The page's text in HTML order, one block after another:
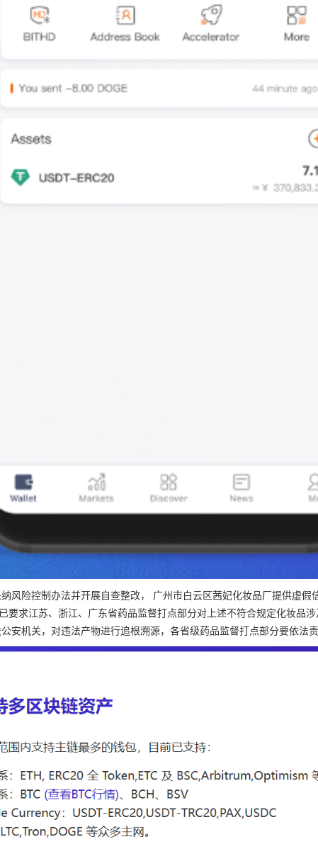
风险控制办法并开展自查整改， 广州市白云区茜妃化妆品厂提供虚
要求江苏、浙江、广东省药品监督打点部分对上述不符合规定化妆
安机关，对违法产物进行追根溯源，各省级药品监督打点部分要依法